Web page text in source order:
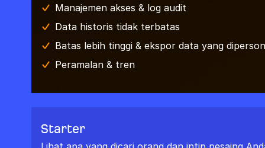
Manajemen akses & log audit
Data historis tidak terbatas
Batas lebih tinggi & ekspor data yang
Peramalan & tren
Starter